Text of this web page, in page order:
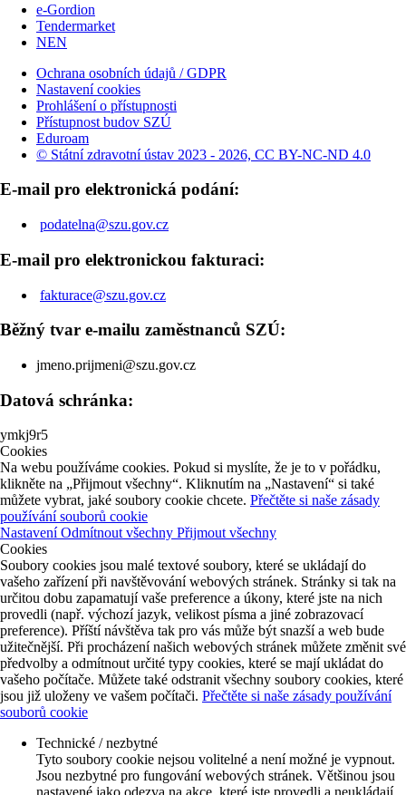
e-Gordion
Tendermarket
NEN
Ochrana osobních údajů / GDPR
Nastavení cookies
Prohlášení o přístupnosti
Přístupnost budov SZÚ
Eduroam
© Státní zdravotní ústav 2023 - 2026, CC BY-NC-ND 4.0
E-mail pro elektronická podání:
podatelna@szu.gov.cz
E-mail pro elektronickou fakturaci:
fakturace@szu.gov.cz
Běžný tvar e-mailu zaměstnanců SZÚ:
jmeno.prijmeni@szu.gov.cz
Datová schránka:
ymkj9r5
Cookies
Na webu používáme cookies. Pokud si myslíte, že je to v pořádku,
klikněte na „Přijmout všechny“. Kliknutím na „Nastavení“ si také
můžete vybrat, jaké soubory cookie chcete. Přečtěte si naše zásady
používání souborů cookie
Nastavení Odmítnout všechny Přijmout všechny
Cookies
Soubory cookies jsou malé textové soubory, které se ukládají do
vašeho zařízení při navštěvování webových stránek. Stránky si tak na
určitou dobu zapamatují vaše preference a úkony, které jste na nich
provedli (např. výchozí jazyk, velikost písma a jiné zobrazovací
preference). Příští návštěva tak pro vás může být snazší a web bude
užitečnější. Při procházení našich webových stránek můžete změnit své
předvolby a odmítnout určité typy cookies, které se mají ukládat do
vašeho počítače. Můžete také odstranit všechny soubory cookies, které
jsou již uloženy ve vašem počítači. Přečtěte si naše zásady používání
souborů cookie
Technické / nezbytné
Tyto soubory cookie nejsou volitelné a není možné je vypnout.
Jsou nezbytné pro fungování webových stránek. Většinou jsou